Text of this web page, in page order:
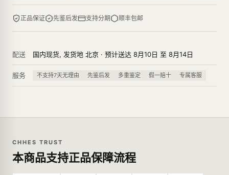
正品保证 先鉴后发 支持分期 顺丰包邮
配送 国内现货, 发货地 北京 · 预计送达 8月10日 至 8月14日
服务 不支持7天无理由 先鉴后发 多重鉴定 假一赔十 专属客服
CHHES TRUST
本商品支持正品保障流程